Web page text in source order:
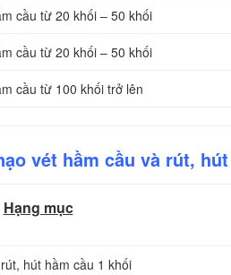
cầu từ 20 khối – 50 khối
cầu từ 20 khối – 50 khối
cầu từ 100 khối trở lên
vét hầm cầu và rút,
Hạng mục
hút hầm cầu 1 khối